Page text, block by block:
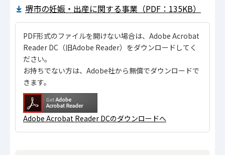
堺市の妊娠・出産に関する事業（PDF：135KB）
PDF形式のファイルを開けない場合は、Adobe Acrobat
Reader DC（旧Adobe Reader）をダウンロードしてく
ださい。
お持ちでない方は、Adobe社から無償でダウンロードで
きます。
Adobe Acrobat Reader DCのダウンロードへ